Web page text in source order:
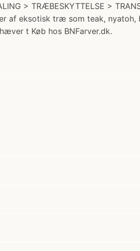
> TRÆBESKYTTELSE >
af eksotisk træ som teak,
t Køb hos BNFarver.dk.